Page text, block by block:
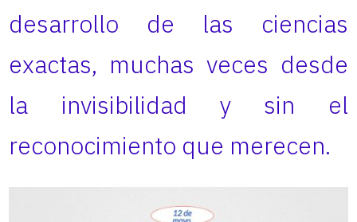
desarrollo de las ciencias
exactas, muchas veces desde
la invisibilidad y sin el
reconocimiento que merecen.